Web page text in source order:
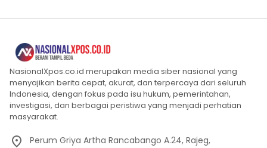
NasionalXpos.co.id merupakan media siber nasional yang
menyajikan berita cepat, akurat, dan terpercaya dari seluruh
Indonesia, dengan fokus pada isu hukum, pemerintahan,
investigasi, dan berbagai peristiwa yang menjadi perhatian
masyarakat.
Perum Griya Artha Rancabango A.24, Rajeg,